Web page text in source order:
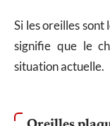
Si les oreilles sont
signifie que le
situation actuelle.